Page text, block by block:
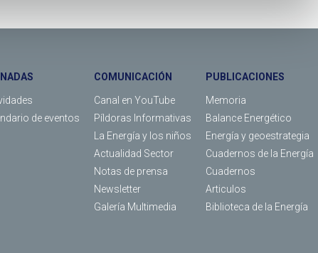
de eventos
COMUNICACIÓN
Canal en YouTube
Píldoras Informativas
La Energía y los niños
Actualidad Sector
Notas de prensa
Newsletter
Galería Multimedia
PUBLICACIONES
Memoria
Balance Energético
Energía y geoestrategia
Cuadernos de la Energía
Cuadernos
Articulos
Biblioteca de la Energía